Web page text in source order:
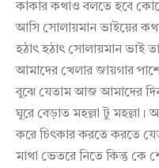
কাকার কথাও বলতে হবে
আসি সোলায়মান ভাইয়ের
হঠাৎ হঠাৎ সোলায়মান ভাই
আমাদের খেলার জায়গার
বুঝে যেতাম আজ আমাদের
ঘুরে বেড়াত মহল্লা টু মহল্লা।
করে চিৎকার করতে করতে
মাথা ভেতরে নিতে কিন্তু কে